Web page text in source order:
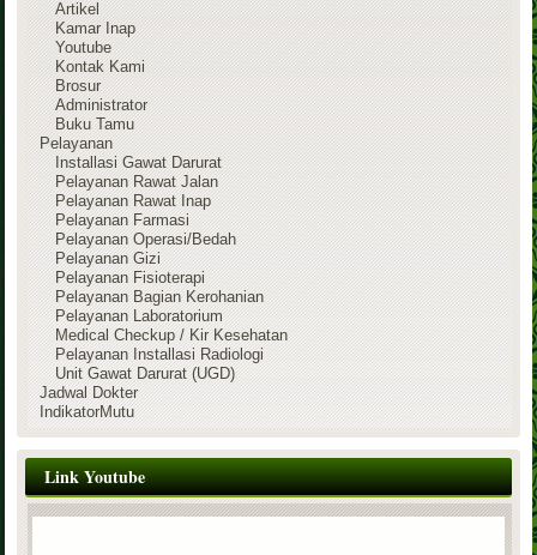
Artikel
Kamar Inap
Youtube
Kontak Kami
Brosur
Administrator
Buku Tamu
Pelayanan
Installasi Gawat Darurat
Pelayanan Rawat Jalan
Pelayanan Rawat Inap
Pelayanan Farmasi
Pelayanan Operasi/Bedah
Pelayanan Gizi
Pelayanan Fisioterapi
Pelayanan Bagian Kerohanian
Pelayanan Laboratorium
Medical Checkup / Kir Kesehatan
Pelayanan Installasi Radiologi
Unit Gawat Darurat (UGD)
Jadwal Dokter
IndikatorMutu
Link Youtube